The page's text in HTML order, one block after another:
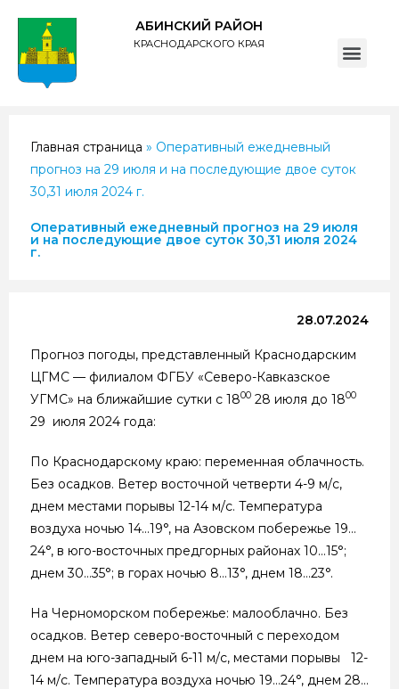
АБИНСКИЙ РАЙОН
КРАСНОДАРСКОГО КРАЯ
Главная страница » Оперативный ежедневный
прогноз на 29 июля и на последующие двое суток
30,31 июля 2024 г.
Оперативный ежедневный прогноз на 29 июля
и на последующие двое суток 30,31 июля 2024
г.
28.07.2024
Прогноз погоды, представленный Краснодарским
ЦГМС — филиалом ФГБУ «Северо-Кавказское
УГМС» на ближайшие сутки с 1800 28 июля до 1800
29 июля 2024 года:
По Краснодарскому краю: переменная облачность.
Без осадков. Ветер восточной четверти 4-9 м/с,
днем местами порывы 12-14 м/с. Температура
воздуха ночью 14…19°, на Азовском побережье 19…
24°, в юго-восточных предгорных районах 10…15°;
днем 30…35°; в горах ночью 8…13°, днем 18…23°.
На Черноморском побережье: малооблачно. Без
осадков. Ветер северо-восточный с переходом
днем на юго-западный 6-11 м/с, местами порывы 12-
14 м/с. Температура воздуха ночью 19…24°, днем 28…